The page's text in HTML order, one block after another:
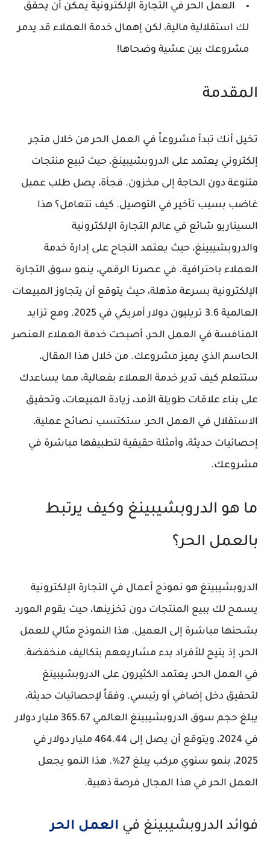
العمل الحر في التجارة الإلكترونية يمكن أن يحقق
لك استقلالية مالية، لكن إهمال خدمة العملاء قد يدمر
مشروعك بين عشية وضحاها!
المقدمة
تخيل أنك تبدأ مشروعاً في العمل الحر من خلال متجر
إلكتروني يعتمد على الدروبشيبينغ، حيث تبيع منتجات
متنوعة دون الحاجة إلى مخزون. فجأة، يصل طلب عميل
غاضب بسبب تأخير في التوصيل. كيف تتعامل؟ هذا
السيناريو شائع في عالم التجارة الإلكترونية
والدروبشيبينغ، حيث يعتمد النجاح على إدارة خدمة
العملاء باحترافية. في عصرنا الرقمي، ينمو سوق التجارة
الإلكترونية بسرعة مذهلة، حيث يتوقع أن يتجاوز المبيعات
العالمية 3.6 تريليون دولار أمريكي في 2025. ومع تزايد
المنافسة في العمل الحر، أصبحت خدمة العملاء العنصر
الحاسم الذي يميز مشروعك. من خلال هذا المقال،
ستتعلم كيف تدير خدمة العملاء بفعالية، مما يساعدك
على بناء علاقات طويلة الأمد، زيادة المبيعات، وتحقيق
الاستقلال في العمل الحر. ستكتسب نصائح عملية،
إحصائيات حديثة، وأمثلة حقيقية لتطبيقها مباشرة في
مشروعك.
ما هو الدروبشيبينغ وكيف يرتبط
بالعمل الحر؟
الدروبشيبينغ هو نموذج أعمال في التجارة الإلكترونية
يسمح لك ببيع المنتجات دون تخزينها، حيث يقوم المورد
بشحنها مباشرة إلى العميل. هذا النموذج مثالي للعمل
الحر، إذ يتيح للأفراد بدء مشاريعهم بتكاليف منخفضة.
في العمل الحر، يعتمد الكثيرون على الدروبشيبينغ
لتحقيق دخل إضافي أو رئيسي. وفقاً لإحصائيات حديثة،
يبلغ حجم سوق الدروبشيبينغ العالمي 365.67 مليار دولار
في 2024، ويتوقع أن يصل إلى 464.44 مليار دولار في
2025، بنمو سنوي مركب يبلغ 27%. هذا النمو يجعل
العمل الحر في هذا المجال فرصة ذهبية.
فوائد الدروبشيبينغ في العمل الحر